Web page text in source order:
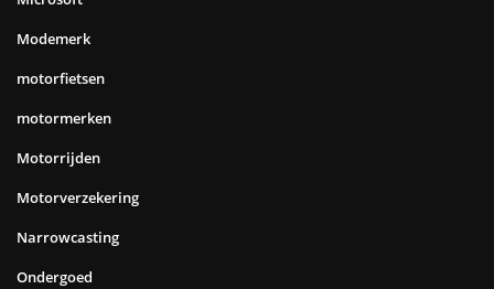
Modemerk
motorfietsen
motormerken
Motorrijden
Motorverzekering
Narrowcasting
Ondergoed